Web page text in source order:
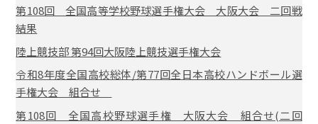
第108回 全国高等学校野球選手権大会 大阪大会 二回戦
結果
陸上競技部 第94回大阪陸上競技選手権大会
令和8年度全国高校総体/第77回全日本高校ハンドボール選
手権大会 組合せ
第108回 全国高校野球選手権 大阪大会 組合せ(二回